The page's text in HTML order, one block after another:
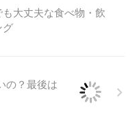
大丈夫な食べ物・飲
グ
の？最後は